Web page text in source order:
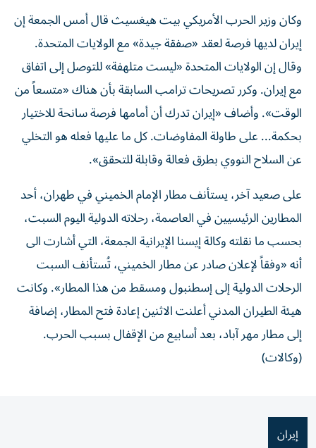
وكان وزير الحرب الأمريكي بيت هيغسيث قال أمس الجمعة إن
إيران لديها فرصة لعقد «صفقة جيدة» مع الولايات المتحدة.
وقال إن الولايات المتحدة «ليست متلهفة» للتوصل إلى اتفاق
مع إيران. وكرر تصريحات ترامب السابقة بأن هناك «متسعاً من
الوقت». وأضاف «إيران تدرك أن أمامها ​فرصة سانحة للاختيار
بحكمة... على طاولة المفاوضات. كل ما ‌عليها فعله هو التخلي
عن السلاح النووي بطرق فعالة وقابلة للتحقق».
على صعيد آخر، يستأنف مطار الإمام الخميني في طهران، أحد
المطارين الرئيسيين في العاصمة، رحلاته الدولية اليوم السبت،
بحسب ما نقلته وكالة إيسنا الإيرانية الجمعة، التي أشارت الى
أنه «وفقاً لإعلان صادر عن مطار الخميني، تُستأنف السبت
الرحلات الدولية إلى إسطنبول ومسقط من هذا المطار». وكانت
هيئة الطيران المدني أعلنت الاثنين إعادة فتح المطار، إضافة
إلى مطار مهر آباد، بعد أسابيع من الإقفال بسبب الحرب.
(وكالات)
إيران